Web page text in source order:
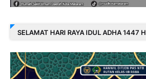
SELAMAT HARI RAYA IDUL ADHA 1447 H